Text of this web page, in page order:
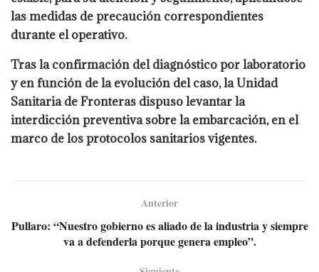
las medidas de precaución correspondientes
durante el operativo.
Tras la confirmación del diagnóstico por laboratorio
y en función de la evolución del caso, la Unidad
Sanitaria de Fronteras dispuso levantar la
interdicción preventiva sobre la embarcación, en el
marco de los protocolos sanitarios vigentes.
Anterior
Pullaro: “Nuestro gobierno es aliado de la industria y siempre
va a defenderla porque genera empleo”.